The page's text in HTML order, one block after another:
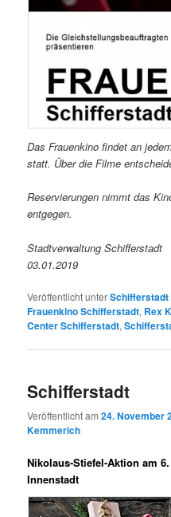
Das Frauenkino findet an
statt. Über die Filme
Reservierungen nimmt das
entgegen.
Stadtverwaltung Schifferstadt
03.01.2019
Veröffentlicht unterSchifferstadt
Frauenkino Schifferstadt, Rex
Center Schifferstadt,
Schifferstadt
Veröffentlicht am24. November
Kemmerich
Nikolaus-Stiefel-Aktion am
Innenstadt